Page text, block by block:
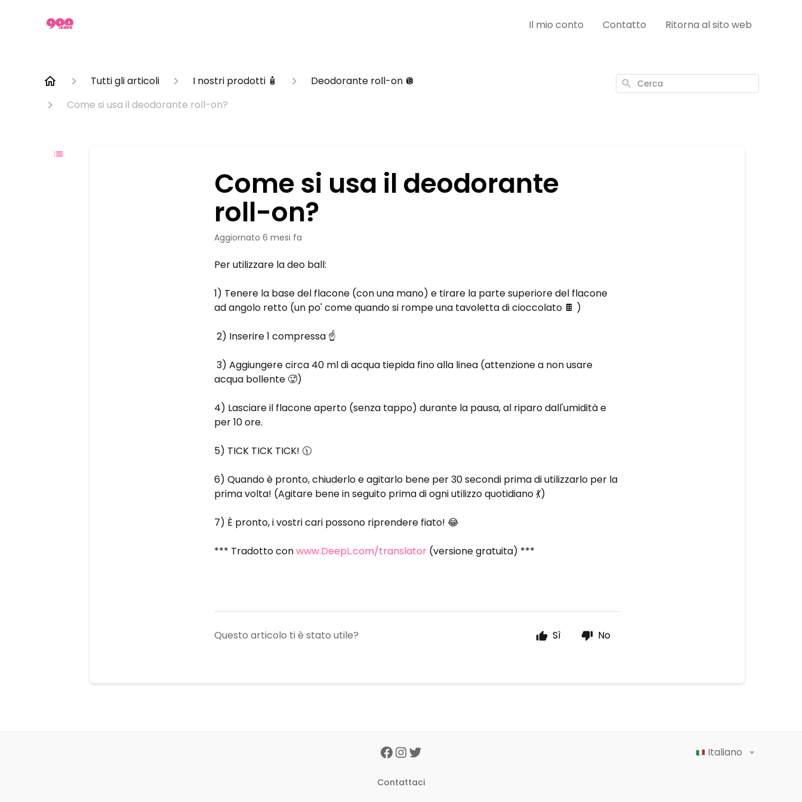
Il mio conto Contatto Ritorna al sito web
Tutti gli articoli I nostri prodotti 🧴
Deodorante roll-on 🪩
Come si usa il deodorante roll-on?
Cerca
Come si usa il deodorante
roll-on?
Aggiornato6 mesi fa
Per utilizzare la deo ball:
1) Tenere la base del flacone (con una mano) e tirare la parte superiore del flacone
ad angolo retto (un po' come quando si rompe una tavoletta di cioccolato 🍫 )
2) Inserire 1 compressa ☝️
3) Aggiungere circa 40 ml di acqua tiepida fino alla linea (attenzione a non usare
acqua bollente 🥵)
4) Lasciare il flacone aperto (senza tappo) durante la pausa, al riparo dall'umidità e
per 10 ore.
5) TICK TICK TICK! 🕦
6) Quando è pronto, chiuderlo e agitarlo bene per 30 secondi prima di utilizzarlo per la
prima volta! (Agitare bene in seguito prima di ogni utilizzo quotidiano 💃)
7) È pronto, i vostri cari possono riprendere fiato! 😂
*** Tradotto conwww.DeepL.com/translator (versione gratuita) ***
Questo articolo ti è stato utile? Sì No
Contattaci
Italiano